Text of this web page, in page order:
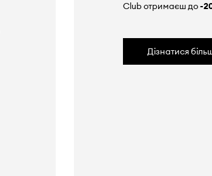
Club отримаєш до-
Дізнатися